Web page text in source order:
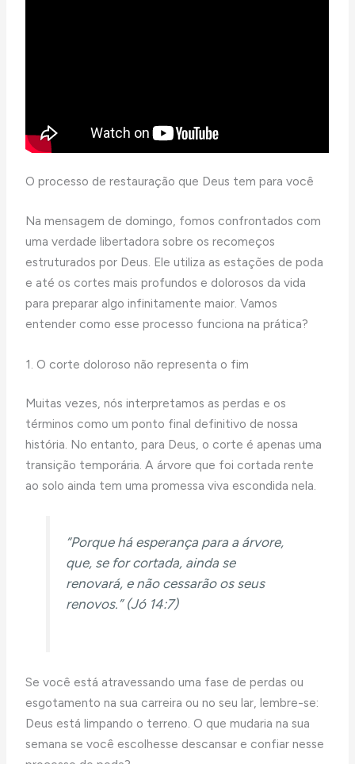
O processo de restauração que Deus tem para você
Na mensagem de domingo, fomos confrontados com
uma verdade libertadora sobre os recomeços
estruturados por Deus. Ele utiliza as estações de poda
e até os cortes mais profundos e dolorosos da vida
para preparar algo infinitamente maior. Vamos
entender como esse processo funciona na prática?
1. O corte doloroso não representa o fim
Muitas vezes, nós interpretamos as perdas e os
términos como um ponto final definitivo de nossa
história. No entanto, para Deus, o corte é apenas uma
transição temporária. A árvore que foi cortada rente
ao solo ainda tem uma promessa viva escondida nela.
“Porque há esperança para a árvore,
que, se for cortada, ainda se
renovará, e não cessarão os seus
renovos.” (Jó 14:7)
Se você está atravessando uma fase de perdas ou
esgotamento na sua carreira ou no seu lar, lembre-se:
Deus está limpando o terreno. O que mudaria na sua
semana se você escolhesse descansar e confiar nesse